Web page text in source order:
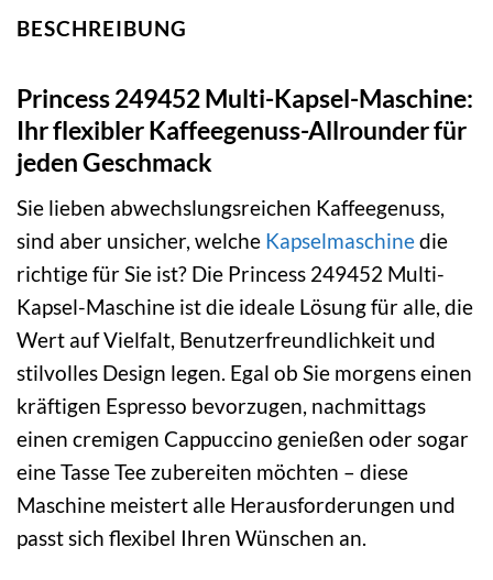
BESCHREIBUNG
Princess 249452 Multi-Kapsel-Maschine:
Ihr flexibler Kaffeegenuss-Allrounder für
jeden Geschmack
Sie lieben abwechslungsreichen Kaffeegenuss,
sind aber unsicher, welche Kapselmaschinedie
richtige für Sie ist? Die Princess 249452 Multi-
Kapsel-Maschine ist die ideale Lösung für alle, die
Wert auf Vielfalt, Benutzerfreundlichkeit und
stilvolles Design legen. Egal ob Sie morgens einen
kräftigen Espresso bevorzugen, nachmittags
einen cremigen Cappuccino genießen oder sogar
eine Tasse Tee zubereiten möchten – diese
Maschine meistert alle Herausforderungen und
passt sich flexibel Ihren Wünschen an.